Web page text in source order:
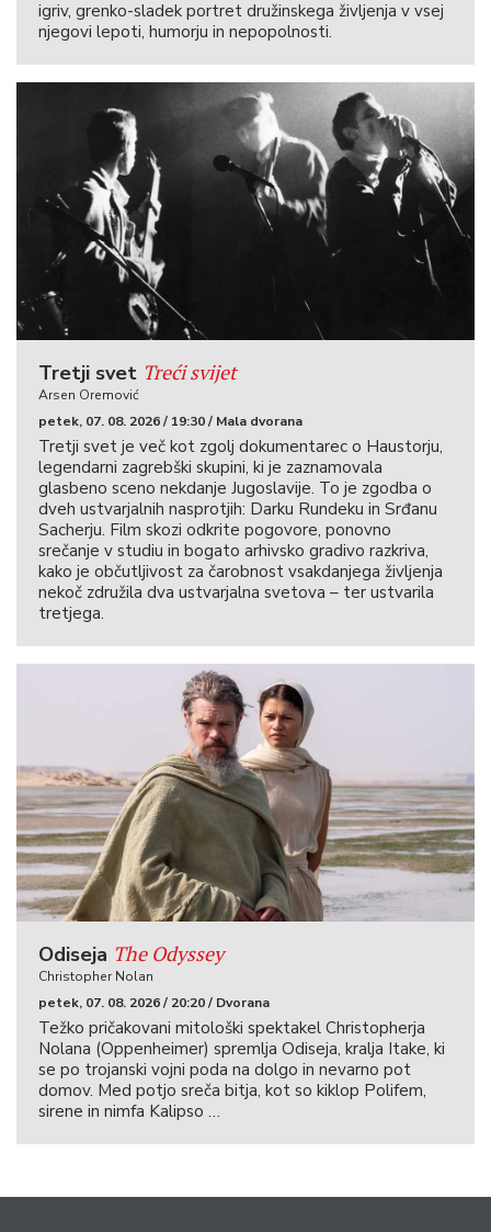
igriv, grenko-sladek portret družinskega življenja v vsej
njegovi lepoti, humorju in nepopolnosti.
Tretji svet Treći svijet
Arsen Oremović
petek, 07. 08. 2026 / 19:30 / Mala dvorana
Tretji svet je več kot zgolj dokumentarec o Haustorju,
legendarni zagrebški skupini, ki je zaznamovala
glasbeno sceno nekdanje Jugoslavije. To je zgodba o
dveh ustvarjalnih nasprotjih: Darku Rundeku in Srđanu
Sacherju. Film skozi odkrite pogovore, ponovno
srečanje v studiu in bogato arhivsko gradivo razkriva,
kako je občutljivost za čarobnost vsakdanjega življenja
nekoč združila dva ustvarjalna svetova – ter ustvarila
tretjega.
Odiseja The Odyssey
Christopher Nolan
petek, 07. 08. 2026 / 20:20 / Dvorana
Težko pričakovani mitološki spektakel Christopherja
Nolana (Oppenheimer) spremlja Odiseja, kralja Itake, ki
se po trojanski vojni poda na dolgo in nevarno pot
domov. Med potjo sreča bitja, kot so kiklop Polifem,
sirene in nimfa Kalipso …